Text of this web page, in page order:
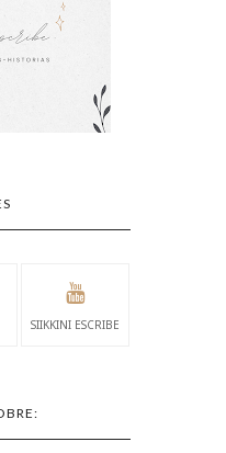
SIIKKINI ESCRIBE